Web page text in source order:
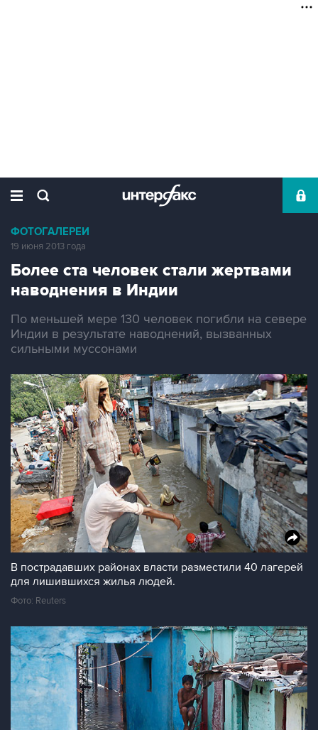
ФОТОГАЛЕРЕИ
19 июня 2013 года
Более ста человек стали жертвами
наводнения в Индии
По меньшей мере 130 человек погибли на севере
Индии в результате наводнений, вызванных
сильными муссонами
В пострадавших районах власти разместили 40 лагерей
для лишившихся жилья людей.
Фото: Reuters